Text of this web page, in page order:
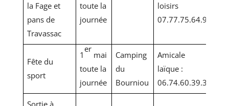
la Fage et
pans de
Travassac
toute la
journée
loisirs
07.77.75.64.97
Fête du
sport
1
er
mai
toute la
journée
Camping
du
Bourniou
Amicale
laïque :
06.74.60.39.34
Sortie à